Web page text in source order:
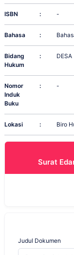
ISBN : -
Bahasa :
Bidang
Hukum
: DESA
Nomor
Induk
Buku
: -
Lokasi : Biro
Surat
Judul Dokumen